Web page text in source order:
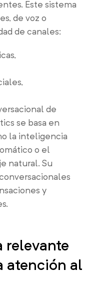
Este sistema
de voz o
de canales:
de
se basa en
la inteligencia
o el
natural. Su
y
relevante
atención al